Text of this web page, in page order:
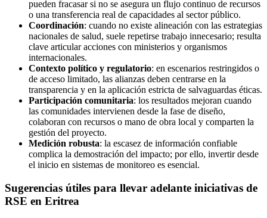
pueden fracasar si no se asegura un flujo continuo de recursos
o una transferencia real de capacidades al sector público.
Coordinación: cuando no existe alineación con las estrategias
nacionales de salud, suele repetirse trabajo innecesario; resulta
clave articular acciones con ministerios y organismos
internacionales.
Contexto político y regulatorio: en escenarios restringidos o
de acceso limitado, las alianzas deben centrarse en la
transparencia y en la aplicación estricta de salvaguardas éticas.
Participación comunitaria: los resultados mejoran cuando
las comunidades intervienen desde la fase de diseño,
colaboran con recursos o mano de obra local y comparten la
gestión del proyecto.
Medición robusta: la escasez de información confiable
complica la demostración del impacto; por ello, invertir desde
el inicio en sistemas de monitoreo es esencial.
Sugerencias útiles para llevar adelante iniciativas de
RSE en Eritrea